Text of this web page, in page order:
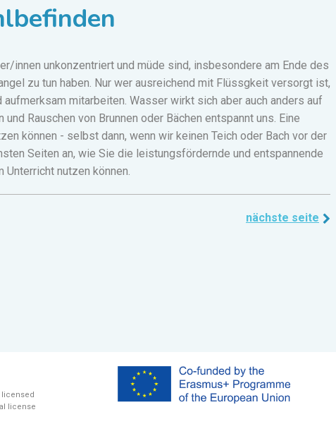
innen unkonzentriert und müde sind, insbesondere am Ende des
zu tun haben. Nur wer ausreichend mit Flüssgkeit versorgt ist,
mitarbeiten. Wasser wirkt sich aber auch anders auf
Rauschen von Brunnen oder Bächen entspannt uns. Eine
können - selbst dann, wenn wir keinen Teich oder Bach vor der
Seiten an, wie Sie die leistungsfördernde und entspannende
nutzen können.
nächste seite
licensed
license